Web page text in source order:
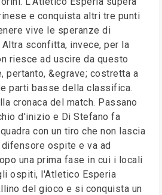
e conquista altri tre punti
vive le speranze di
sconfitta, invece, per la
riesce ad uscire da questo
pertanto, &egrave; costretta a
parti basse della classifica.
cronaca del match. Passano
d'inizio e Di Stefano fa
con un tiro che non lascia
ospite e va ad
una prima fase in cui i locali
ospiti, l'Atletico Esperia
del gioco e si conquista un